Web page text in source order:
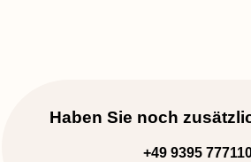
Haben Sie noch
+49 9395